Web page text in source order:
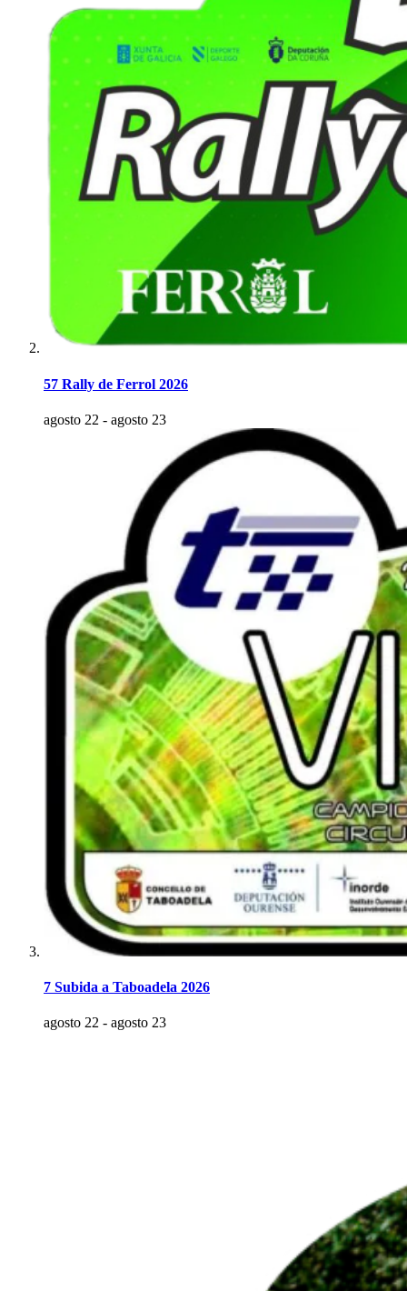
57 Rally de Ferrol 2026
agosto 22 - agosto 23
7 Subida a Taboadela 2026
agosto 22 - agosto 23